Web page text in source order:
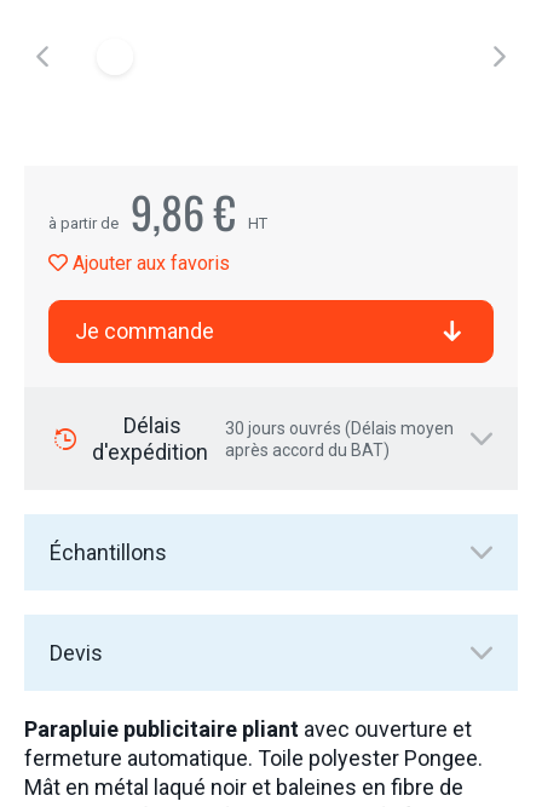
à partir de 9,86 € HT
Ajouter aux favoris
Je commande
Délais
d'expédition
30 jours ouvrés (Délais moyen
après accord du BAT)
Échantillons
Devis
Parapluie publicitaire pliant avec ouverture et
fermeture automatique. Toile polyester Pongee.
Mât en métal laqué noir et baleines en fibre de